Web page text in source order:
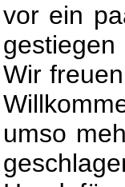
vor ein
Wir
umso